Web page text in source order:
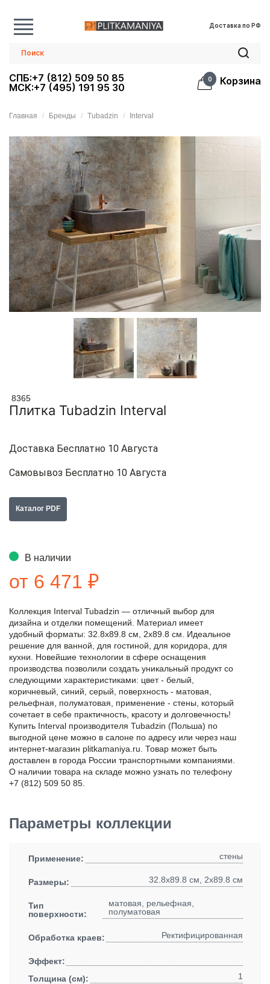
Доставка по РФ
СПБ:+7 (812) 509 50 85
МСК:+7 (495) 191 95 30
0 Корзина
Главная Бренды Tubadzin Interval
8365
Плитка Tubadzin Interval
Доставка Бесплатно 10 Августа
Самовывоз Бесплатно 10 Августа
Каталог PDF
В наличии
от 6 471 ₽
Коллекция Interval Tubadzin — отличный выбор для
дизайна и отделки помещений. Материал имеет
удобный форматы: 32.8x89.8 см, 2x89.8 см. Идеальное
решение для ванной, для гостиной, для коридора, для
кухни. Новейшие технологии в сфере оснащения
производства позволили создать уникальный продукт со
следующими характеристиками: цвет - белый,
коричневый, синий, серый, поверхность - матовая,
рельефная, полуматовая, применение - стены, который
сочетает в себе практичность, красоту и долговечность!
Купить Interval производителя Tubadzin (Польша) по
выгодной цене можно в салоне по адресу или через наш
интернет-магазин plitkamaniya.ru. Товар может быть
доставлен в города России транспортными компаниями.
О наличии товара на складе можно узнать по телефону
+7 (812) 509 50 85.
Параметры коллекции
Применение: стены
Размеры: 32.8x89.8 см, 2x89.8 см
Тип
поверхности:
матовая, рельефная,
полуматовая
Обработка краев: Ректифицированная
Эффект:
Толщина (см):
1